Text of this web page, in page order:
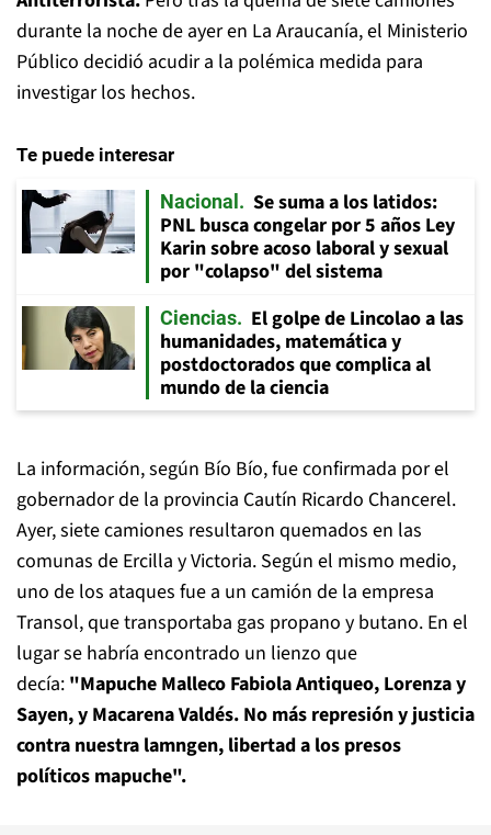
durante la noche de ayer en La Araucanía, el Ministerio
Público decidió acudir a la polémica medida para
investigar los hechos.
Te puede interesar
Nacional
Se suma a los latidos:
PNL busca congelar por 5 años Ley
Karin sobre acoso laboral y sexual
por "colapso" del sistema
Ciencias
El golpe de Lincolao a las
humanidades, matemática y
postdoctorados que complica al
mundo de la ciencia
La información, según Bío Bío, fue confirmada por el
gobernador de la provincia Cautín Ricardo Chancerel.
Ayer, siete camiones resultaron quemados en las
comunas de Ercilla y Victoria. Según el mismo medio,
uno de los ataques fue a un camión de la empresa
Transol, que transportaba gas propano y butano. En el
lugar se habría encontrado un lienzo que
decía: "Mapuche Malleco Fabiola Antiqueo, Lorenza y
Sayen, y Macarena Valdés. No más represión y justicia
contra nuestra lamngen, libertad a los presos
políticos mapuche".